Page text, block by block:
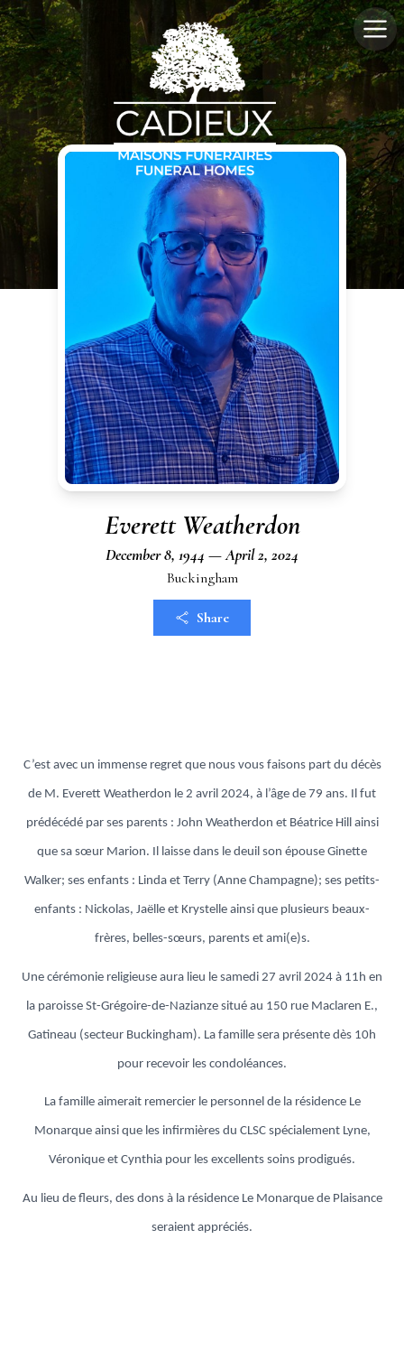
Everett Weatherdon
December 8, 1944 — April 2, 2024
Buckingham
Share
C’est avec un immense regret que nous vous faisons part du décès
de M. Everett Weatherdon le 2 avril 2024, à l’âge de 79 ans. Il fut
prédécédé par ses parents : John Weatherdon et Béatrice Hill ainsi
que sa sœur Marion. Il laisse dans le deuil son épouse Ginette
Walker; ses enfants : Linda et Terry (Anne Champagne); ses petits-
enfants : Nickolas, Jaëlle et Krystelle ainsi que plusieurs beaux-
frères, belles-sœurs, parents et ami(e)s.
Une cérémonie religieuse aura lieu le samedi 27 avril 2024 à 11h en
la paroisse St-Grégoire-de-Nazianze situé au 150 rue Maclaren E.,
Gatineau (secteur Buckingham). La famille sera présente dès 10h
pour recevoir les condoléances.
La famille aimerait remercier le personnel de la résidence Le
Monarque ainsi que les infirmières du CLSC spécialement Lyne,
Véronique et Cynthia pour les excellents soins prodigués.
Au lieu de fleurs, des dons à la résidence Le Monarque de Plaisance
seraient appréciés.